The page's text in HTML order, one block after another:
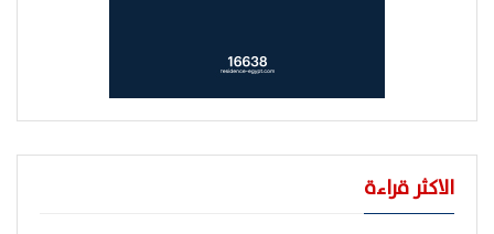
الاكثر قراءة